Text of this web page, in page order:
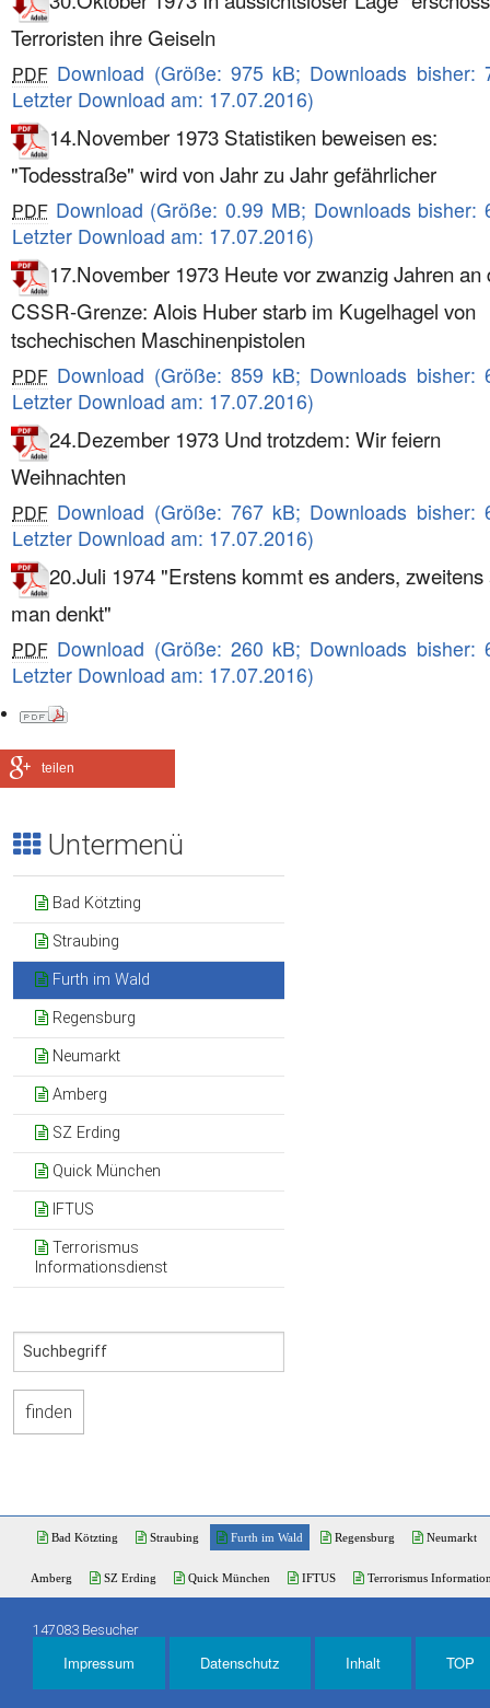
Terroristen ihre Geiseln
PDF Download (Größe: 975 kB; Downloads bisher:
Letzter Download am: 17.07.2016)
14.November 1973 Statistiken beweisen es:
"Todesstraße" wird von Jahr zu Jahr gefährlicher
PDF Download (Größe: 0.99 MB; Downloads bisher:
Letzter Download am: 17.07.2016)
17.November 1973 Heute vor zwanzig Jahren an
CSSR-Grenze: Alois Huber starb im Kugelhagel von
tschechischen Maschinenpistolen
PDF Download (Größe: 859 kB; Downloads bisher:
Letzter Download am: 17.07.2016)
24.Dezember 1973 Und trotzdem: Wir feiern
Weihnachten
PDF Download (Größe: 767 kB; Downloads bisher:
Letzter Download am: 17.07.2016)
20.Juli 1974 "Erstens kommt es anders, zweitens
man denkt"
PDF Download (Größe: 260 kB; Downloads bisher:
Letzter Download am: 17.07.2016)
teilen
Untermenü
Bad Kötzting
Straubing
Furth im Wald
Regensburg
Neumarkt
Amberg
SZ Erding
Quick München
IFTUS
Terrorismus
Informationsdienst
Bad Kötzting Straubing Furth im Wald Regensburg Neumarkt
Amberg SZ Erding Quick München IFTUS Terrorismus
147083 Besucher
Impressum Datenschutz Inhalt TOP